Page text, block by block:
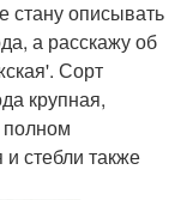
стану описывать
а расскажу об
Сорт
крупная,
стебли также